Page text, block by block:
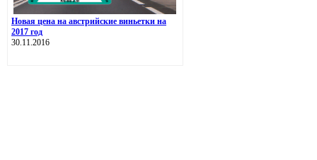
Новая цена на австрийские виньетки на
2017 год
30.11.2016